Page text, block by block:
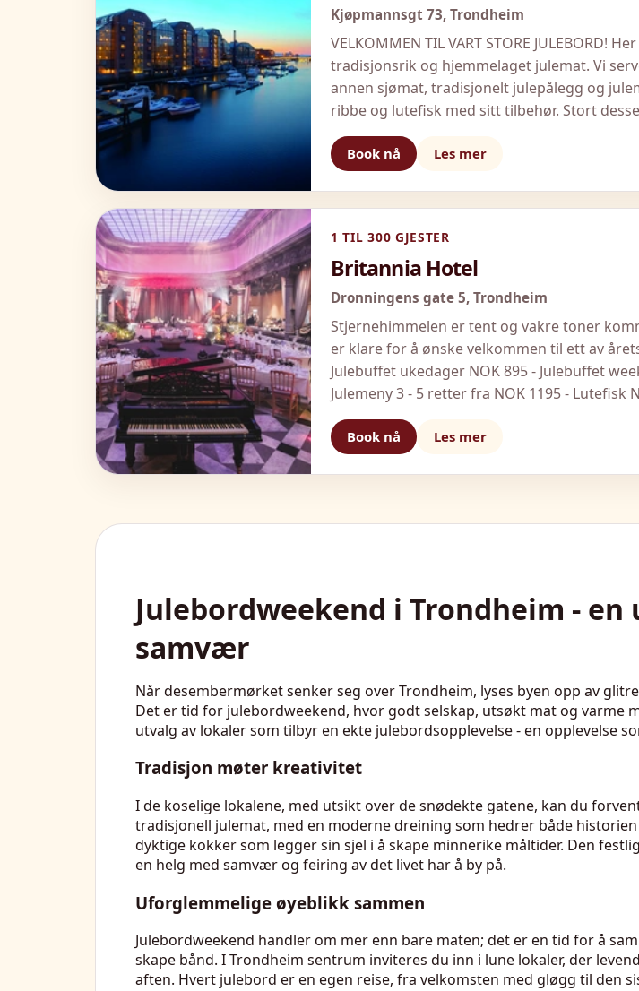
Kjøpmannsgt 73, Trondheim
VELKOMMEN TIL VART STORE JULEBORD!
tradisjonsrik og hjemmelaget julemat. Vi
annen sjømat, tradisjonelt julepålegg og
ribbe og lutefisk med sitt tilbehør. Stort
Book nå Les mer
1 TIL 300 GJESTER
Britannia Hotel
Dronningens gate 5, Trondheim
Stjernehimmelen er tent og vakre toner
er klare for å ønske velkommen til ett av
Julebuffet ukedager NOK 895 - Julebuffet
Julemeny 3 - 5 retter fra NOK 1195 - Lutefisk
Book nå Les mer
Julebordweekend i Trondheim -
samvær
Når desembermørket senker seg over Trondheim, lyses byen opp av
Det er tid for julebordweekend, hvor godt selskap, utsøkt mat og
utvalg av lokaler som tilbyr en ekte julebordsopplevelse - en opplevelse
Tradisjon møter kreativitet
I de koselige lokalene, med utsikt over de snødekte gatene, kan du
tradisjonell julemat, med en moderne dreining som hedrer både
dyktige kokker som legger sin sjel i å skape minnerike måltider. Den
en helg med samvær og feiring av det livet har å by på.
Uforglemmelige øyeblikk sammen
Julebordweekend handler om mer enn bare maten; det er en tid for å
skape bånd. I Trondheim sentrum inviteres du inn i lune lokaler, der
aften. Hvert julebord er en egen reise, fra velkomsten med gløgg til den